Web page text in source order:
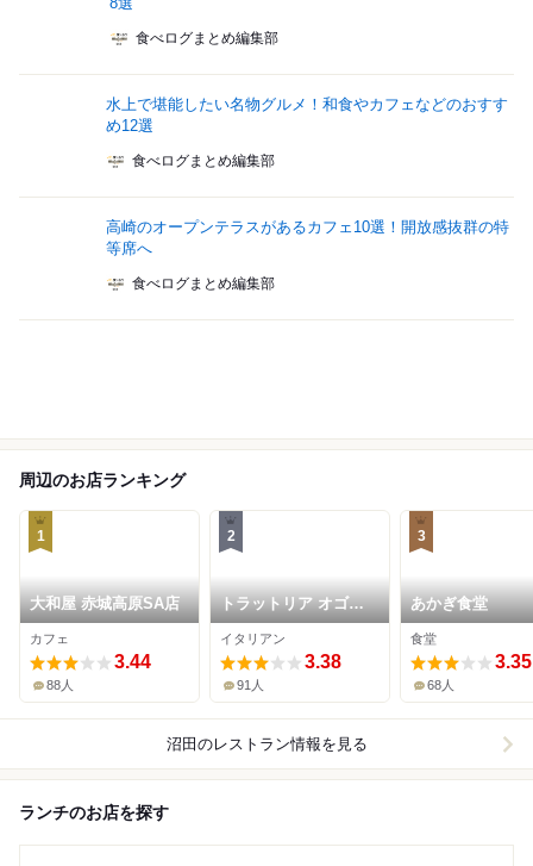
食べログまとめ編集部
水上で堪能したい名物グルメ！和食やカフェなどのおすす
め12選
食べログまとめ編集部
高崎のオープンテラスがあるカフェ10選！開放感抜群の特
等席へ
食べログまとめ編集部
周辺のお店ランキング
1
大和屋 赤城高原SA店
カフェ
3.44
88人
2
トラットリア オゴッ
ツォ
イタリアン
3.38
91人
3
あかぎ食堂
食堂
3.35
68人
沼田 のレストラン情報を見る
ランチのお店を探す